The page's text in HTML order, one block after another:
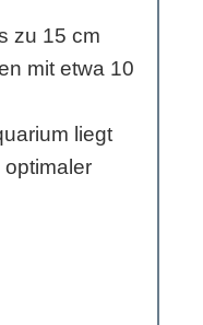
zu 15 cm
mit etwa 10
liegt
optimaler